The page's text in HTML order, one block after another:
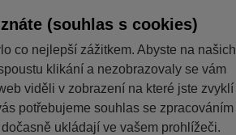
(souhlas s cookies)
co nejlepší zážitkem. Abyste na našich
klikání a nezobrazovaly se vám
viděli v zobrazení na které jste zvyklí
potřebujeme souhlas se zpracováním
ukládají ve vašem prohlížeči.